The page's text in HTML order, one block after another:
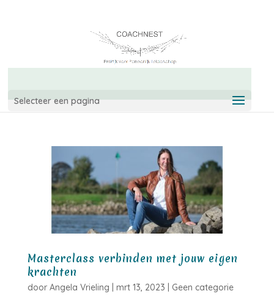
Selecteer een pagina
Masterclass verbinden met jouw eigen
krachten
door Angela Vrieling mrt 13, 2023 Geen categorie